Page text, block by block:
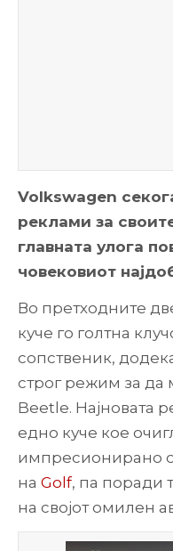
Volkswagen
реклами за
главната улога
човековиот
Во претходните
куче го голтна
сопственик,
строг режим за да
Beetle. Најновата
едно куче кое
импресионирано
на Golf, па поради
на својот омилен